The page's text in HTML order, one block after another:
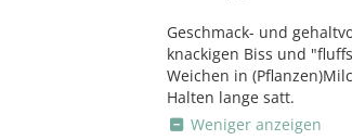
Geschmack- und
knackigen Biss und
Weichen in
Halten lange satt.
Weniger anzeigen